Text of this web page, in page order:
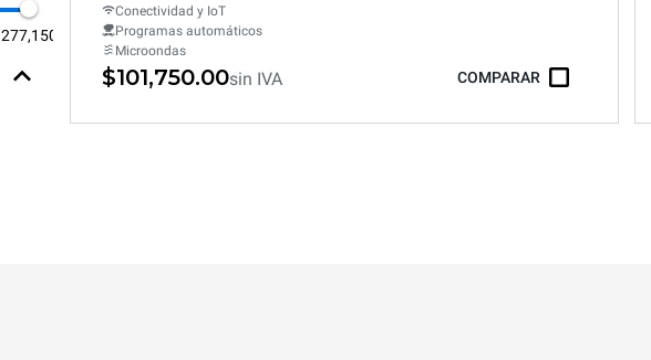
277,150
Conectividad y IoT
Programas automáticos
Microondas
$101,750.00sin IVA COMPARAR